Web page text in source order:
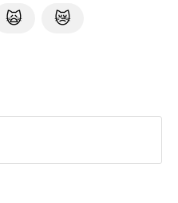
🙀 😿